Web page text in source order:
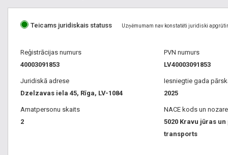
Teicams juridiskais statuss Uzņēmumam nav konstatēti juridiski
Reģistrācijas numurs
40003091853
PVN numurs
LV40003091853
Juridiskā adrese
Dzelzavas iela 45, Rīga, LV-1084
Iesniegtie gada
2025
Amatpersonu skaits
2
NACE kods un nozare
5020 Kravu jūras
transports